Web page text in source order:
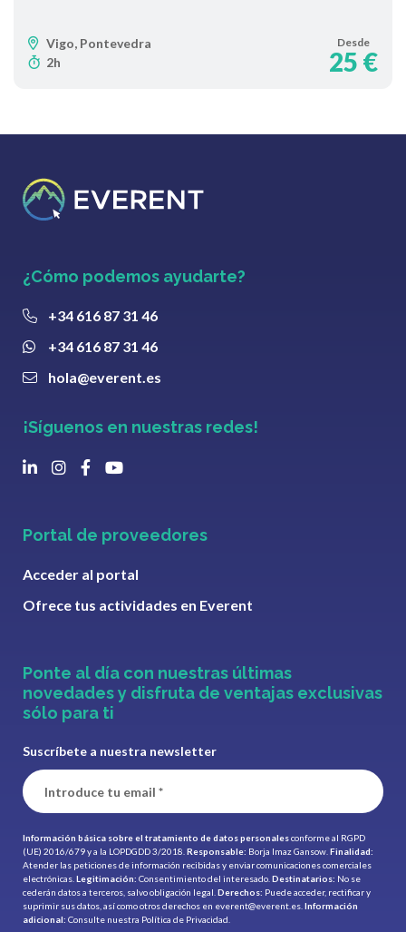
Vigo, Pontevedra
2h
Desde
25 €
¿Cómo podemos ayudarte?
+34 616 87 31 46
+34 616 87 31 46
hola@everent.es
¡Síguenos en nuestras redes!
Portal de proveedores
Acceder al portal
Ofrece tus actividades en Everent
Ponte al día con nuestras últimas
novedades y disfruta de ventajas exclusivas
sólo para ti
Suscríbete a nuestra newsletter
Información básica sobre el tratamiento de datos personalesconforme al RGPD
(UE) 2016/679 y a la LOPDGDD 3/2018. Responsable: Borja Imaz Gansow. Finalidad:
Atender las peticiones de información recibidas y enviar comunicaciones comerciales
electrónicas. Legitimación: Consentimiento del interesado. Destinatarios: No se
cederán datos a terceros, salvo obligación legal. Derechos: Puede acceder, rectificar y
suprimir sus datos, así como otros derechos en everent@everent.es Información
adicional: Consulte nuestra Política de Privacidad.